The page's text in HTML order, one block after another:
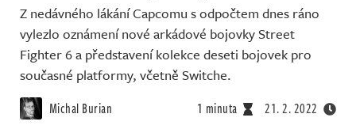
Z nedávného lákání Capcomu s odpočtem dnes ráno
vylezlo oznámení nové arkádové bojovky Street
Fighter 6 a představení kolekce deseti bojovek pro
současné platformy, včetně Switche.
Michal Burian 1 minuta 21. 2. 2022